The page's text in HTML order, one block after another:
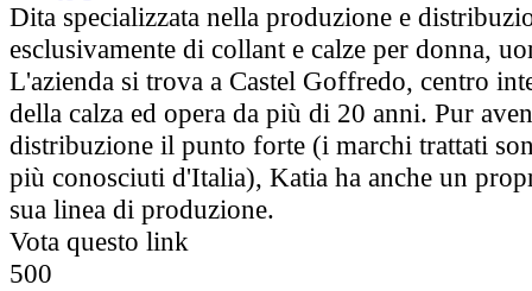
Dita specializzata nella produzione e
esclusivamente di collant e calze per donna,
L'azienda si trova a Castel Goffredo, centro
della calza ed opera da più di 20 anni. Pur
distribuzione il punto forte (i marchi trattati
più conosciuti d'Italia), Katia ha anche un
sua linea di produzione.
Vota questo link
500